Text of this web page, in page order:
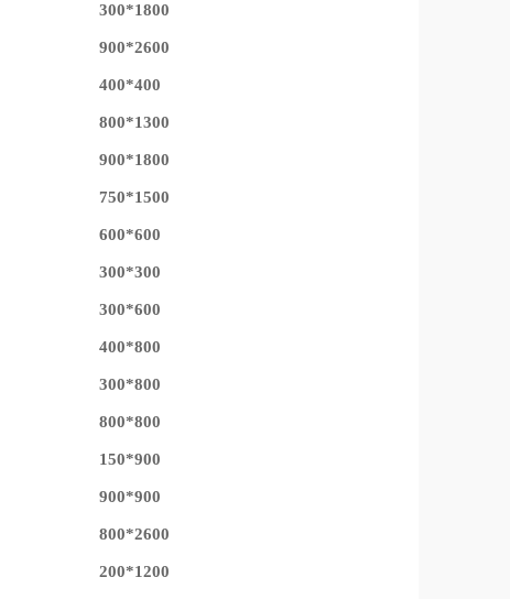
300*1800
900*2600
400*400
800*1300
900*1800
750*1500
600*600
300*300
300*600
400*800
300*800
800*800
150*900
900*900
800*2600
200*1200